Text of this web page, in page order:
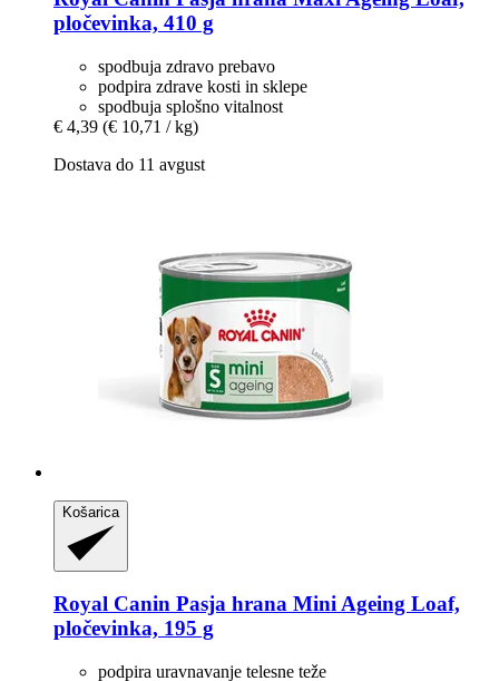
pločevinka, 410 g
spodbuja zdravo prebavo
podpira zdrave kosti in sklepe
spodbuja splošno vitalnost
€ 4,39 (€ 10,71 / kg)
Dostava do 11 avgust
Košarica
Royal Canin Pasja hrana Mini Ageing Loaf,
pločevinka, 195 g
podpira uravnavanje telesne teže